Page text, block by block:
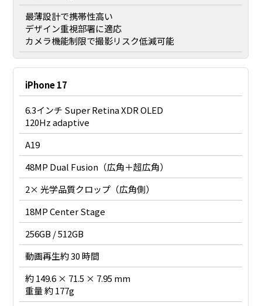
最薄設計で携帯性高い
デザイン重視部署に適応
カメラ機能制限で撮影リスク低減可能
iPhone 17
6.3インチ Super Retina XDR OLED
120Hz adaptive
A19
48MP Dual Fusion（広角＋超広角）
2× 光学品質クロップ（広角側）
18MP Center Stage
256GB / 512GB
動画再生約 30 時間
約 149.6 × 71.5 × 7.95 mm
重量 約 177g